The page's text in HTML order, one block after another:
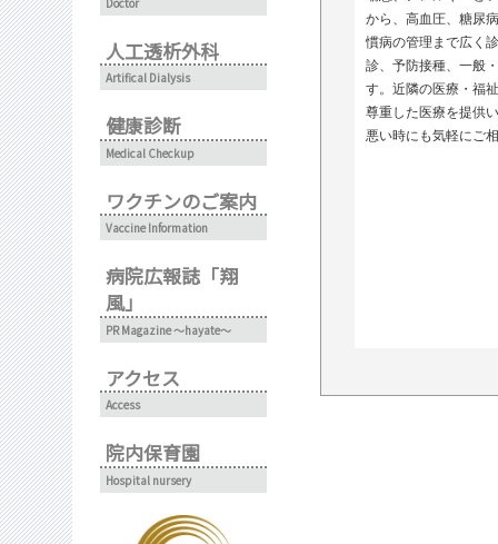
から、高血圧、糖尿
慣病の管理まで広く
診、予防接種、一般
す。近隣の医療・福
尊重した医療を提供
悪い時にも気軽にご
人工透析外科
Artifical Dialysis
健康診断
Medical Checkup
ワクチンのご案内
Vaccine Information
病院広報誌「翔
風」
PR Magazine ～hayate～
アクセス
Access
院内保育園
Hospital nursery